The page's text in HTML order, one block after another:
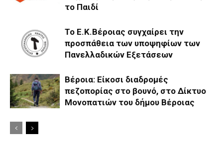
το Παιδί
Το Ε.Κ.Βέροιας συγχαίρει την
προσπάθεια των υποψηφίων των
Πανελλαδικών Εξετάσεων
Βέροια: Είκοσι διαδρομές
πεζοπορίας στο βουνό, στο Δίκτυο
Μονοπατιών του δήμου Βέροιας